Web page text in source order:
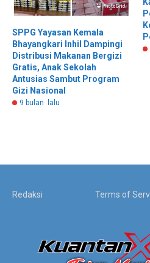
SPPG Yayasan Kemala
Bhayangkari Inhil Dampingi
Distribusi Makanan Bergizi
Gratis, Anak Sekolah
Antusias Sambut Program
Gizi Nasional
9 bulan lalu
Redaksi Terms of